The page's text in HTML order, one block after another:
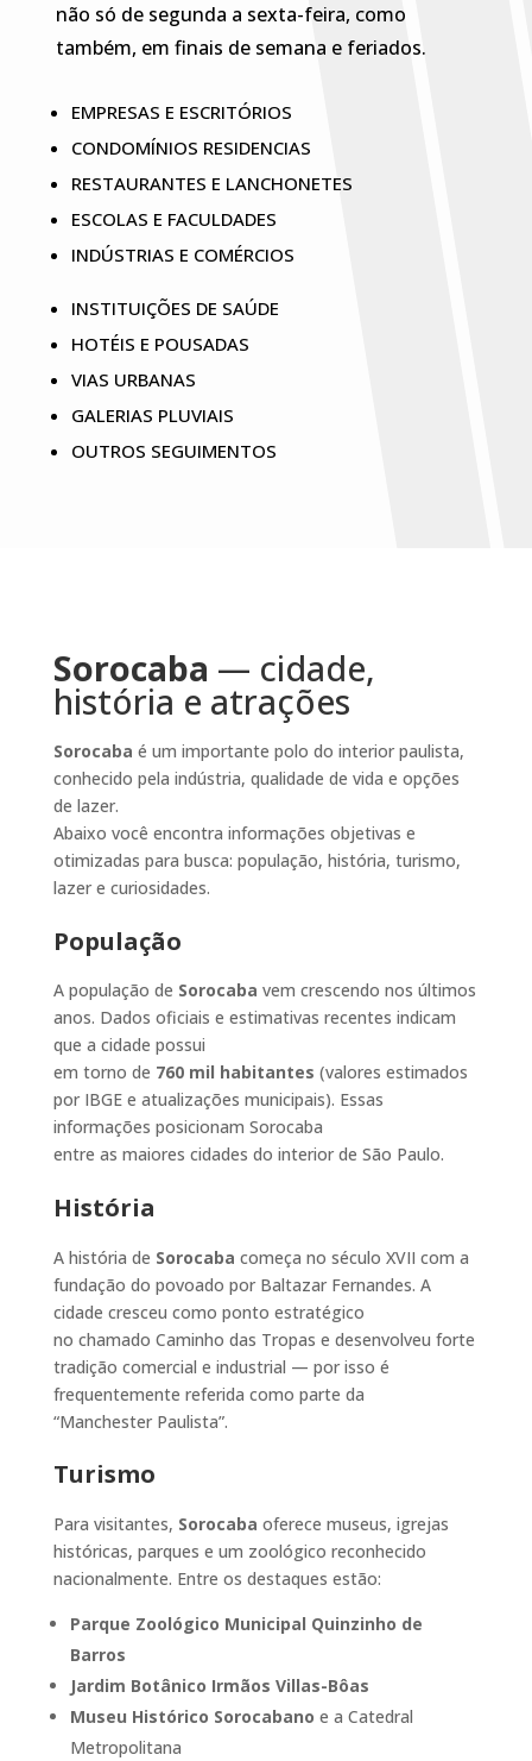
não só de segunda a sexta-feira, como
também, em finais de semana e feriados.
EMPRESAS E ESCRITÓRIOS
CONDOMÍNIOS RESIDENCIAS
RESTAURANTES E LANCHONETES
ESCOLAS E FACULDADES
INDÚSTRIAS E COMÉRCIOS
INSTITUIÇÕES DE SAÚDE
HOTÉIS E POUSADAS
VIAS URBANAS
GALERIAS PLUVIAIS
OUTROS SEGUIMENTOS
Sorocaba — cidade,
história e atrações
Sorocaba é um importante polo do interior paulista,
conhecido pela indústria, qualidade de vida e opções
de lazer.
Abaixo você encontra informações objetivas e
otimizadas para busca: população, história, turismo,
lazer e curiosidades.
População
A população de Sorocaba vem crescendo nos últimos
anos. Dados oficiais e estimativas recentes indicam
que a cidade possui
em torno de 760 mil habitantes (valores estimados
por IBGE e atualizações municipais). Essas
informações posicionam Sorocaba
entre as maiores cidades do interior de São Paulo.
História
A história de Sorocaba começa no século XVII com a
fundação do povoado por Baltazar Fernandes. A
cidade cresceu como ponto estratégico
no chamado Caminho das Tropas e desenvolveu forte
tradição comercial e industrial — por isso é
frequentemente referida como parte da
“Manchester Paulista”.
Turismo
Para visitantes, Sorocaba oferece museus, igrejas
históricas, parques e um zoológico reconhecido
nacionalmente. Entre os destaques estão:
Parque Zoológico Municipal Quinzinho de
Barros
Jardim Botânico Irmãos Villas-Bôas
Museu Histórico Sorocabano e a Catedral
Metropolitana